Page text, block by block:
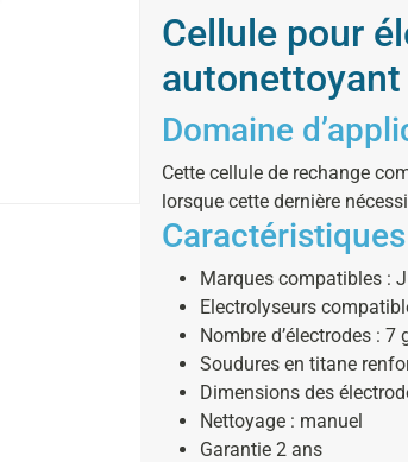
Cellule pour
autonettoyant
Domaine
Cette cellule de rechange
lorsque cette dernière
Marques compatibles :
Electrolyseurs
Nombre d’électrodes : 7
Soudures en titane
Dimensions des
Nettoyage : manuel
Garantie 2 ans